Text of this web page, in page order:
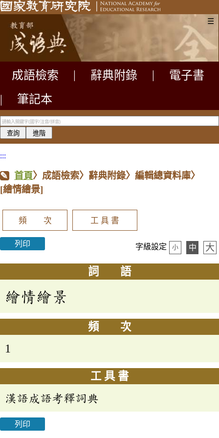
☰
成語檢索 辭典附錄
電子書
|
筆記本
:::
首頁〉成語檢索〉辭典附錄〉編輯總資料庫〉
[繪情繪景]
頻 次 工 具 書
列印 字級設定 小 中 大
詞 語
繪情繪景
頻 次
1
工 具 書
漢語成語考釋詞典
列印